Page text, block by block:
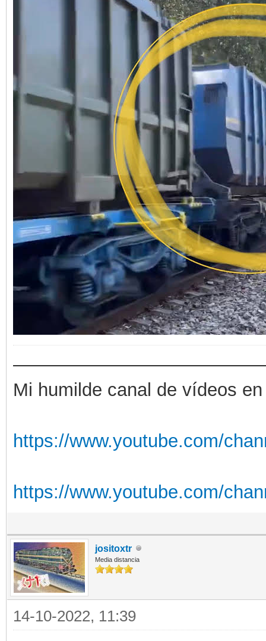
Mi humilde canal de vídeos
https://www.youtube.com/
https://www.youtube.com/
jositoxtr
Media distancia
14-10-2022, 11:39